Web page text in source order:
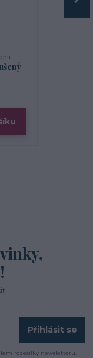
Přihlásit se
rozesílky newsletteru.